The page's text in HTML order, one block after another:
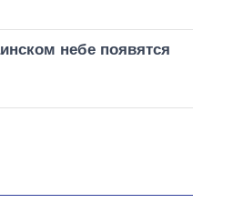
небе появятся